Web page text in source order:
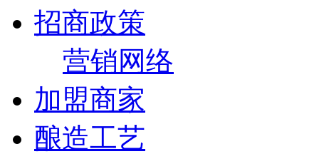
招商政策
营销网络
加盟商家
酿造工艺